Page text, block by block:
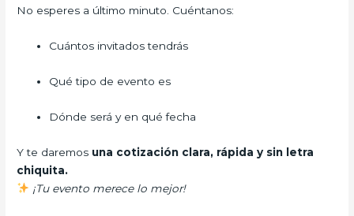
No esperes a último minuto. Cuéntanos:
Cuántos invitados tendrás
Qué tipo de evento es
Dónde será y en qué fecha
Y te daremos una cotización clara, rápida y sin letra
chiquita.
¡Tu evento merece lo mejor!